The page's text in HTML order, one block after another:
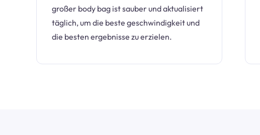
großer body bag ist sauber und aktualisiert
täglich, um die beste geschwindigkeit und
die besten ergebnisse zu erzielen.